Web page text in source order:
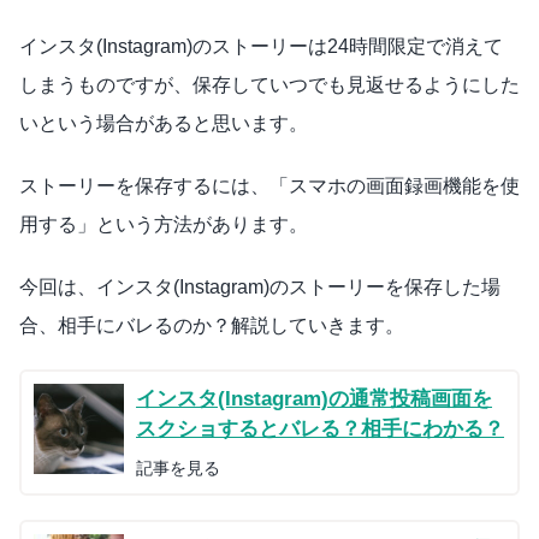
インスタ(Instagram)のストーリーは24時間限定で消えて
しまうものですが、保存していつでも見返せるようにした
いという場合があると思います。
ストーリーを保存するには、「スマホの画面録画機能を使
用する」という方法があります。
今回は、インスタ(Instagram)のストーリーを保存した場
合、相手にバレるのか？解説していきます。
インスタ(Instagram)の通常投稿画面を
スクショするとバレる？相手にわかる？
記事を見る